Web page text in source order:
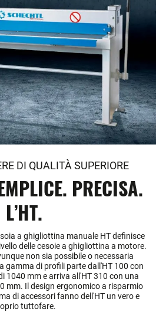
DI QUALITÀ SUPERIORE
PRECISA.
L’HT.
a ghigliottina manuale HT definisce
delle cesoie a ghigliottina a motore.
non sia possibile o necessaria
gamma di profili parte dall'HT 100 con
1040 mm e arriva all'HT 310 con una
mm. Il design ergonomico a risparmio
di accessori fanno dell'HT un vero e
tuttofare.